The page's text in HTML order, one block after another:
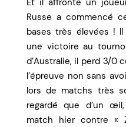
Et il affronte un
Russe a commencé
bases très élevées !
une victoire au
d’Australie, il perd 3/0
l’épreuve non sans
lors de matchs très
regardé que d’un
match hier contre «